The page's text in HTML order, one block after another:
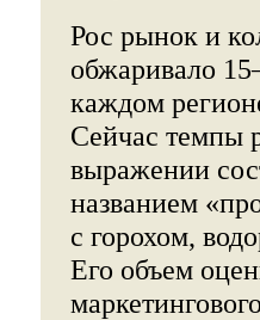
Рос рынок и
обжаривало
каждом
Сейчас темпы
выражении
названием
с горохом,
Его объем